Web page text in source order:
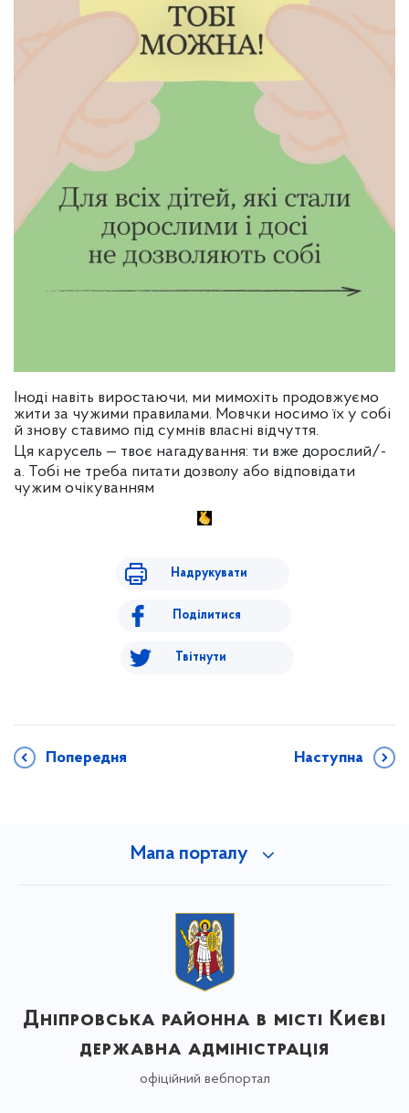
Іноді навіть виростаючи, ми мимохіть продовжуємо
жити за чужими правилами. Мовчки носимо їх у собі
й знову ставимо під сумнів власні відчуття.
Ця карусель — твоє нагадування: ти вже дорослий/-
а. Тобі не треба питати дозволу або відповідати
чужим очікуванням
Надрукувати
Поділитися
Твітнути
Попередня Наступна
Мапа порталу
Дніпровська районна в місті Києві
державна адміністрація
офіційний вебпортал